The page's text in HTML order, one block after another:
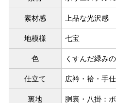
パターンオーダー（弊社規
ヒップを目安にサイズをお選
素材感 上品な光沢感
地模様 七宝
色 くすんだ緑み
仕立て 広衿・袷・手
裏地 胴裏・八掛：